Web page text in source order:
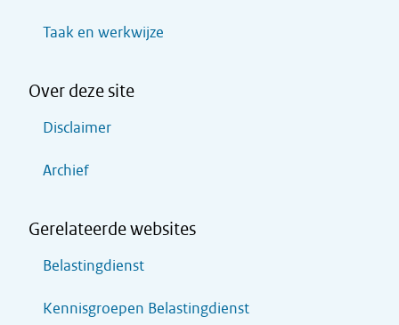
Taak en werkwijze
Over deze site
Disclaimer
Archief
Gerelateerde websites
Belastingdienst
Kennisgroepen Belastingdienst